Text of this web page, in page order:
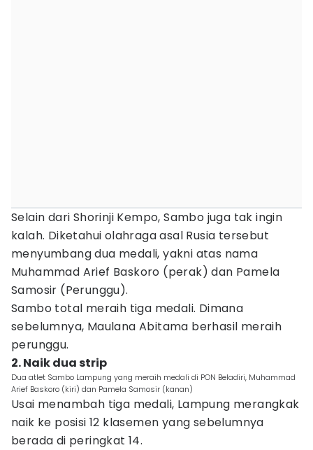
Selain dari Shorinji Kempo, Sambo juga tak ingin
kalah. Diketahui olahraga asal Rusia tersebut
menyumbang dua medali, yakni atas nama
Muhammad Arief Baskoro (perak) dan Pamela
Samosir (Perunggu).
Sambo total meraih tiga medali. Dimana
sebelumnya, Maulana Abitama berhasil meraih
perunggu.
2. Naik dua strip
Dua atlet Sambo Lampung yang meraih medali di PON Beladiri, Muhammad
Arief Baskoro (kiri) dan Pamela Samosir (kanan)
Usai menambah tiga medali, Lampung merangkak
naik ke posisi 12 klasemen yang sebelumnya
berada di peringkat 14.